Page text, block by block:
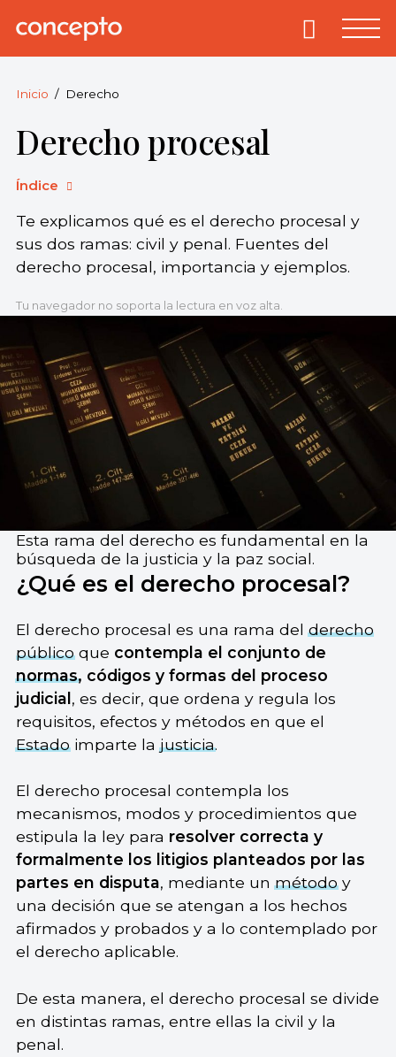
Concepto.
derechos
reservados.
Primary
Inicio Derecho
Derecho procesal
Índice
Te explicamos qué es el derecho procesal y
sus dos ramas: civil y penal. Fuentes del
derecho procesal, importancia y ejemplos.
Tu navegador no soporta la lectura en voz alta.
Esta rama del derecho es fundamental en la
búsqueda de la justicia y la paz social.
¿Qué es el derecho procesal?
El derecho procesal es una rama delderecho
públicoque contempla el conjunto de
normas, códigos y formas del proceso
judicial, es decir, que ordena y regula los
requisitos, efectos y métodos en que el
Estadoimparte lajusticia.
El derecho procesal contempla los
mecanismos, modos y procedimientos que
estipula la ley para resolver correcta y
formalmente los litigios planteados por las
partes en disputa, mediante unmétodoy
una decisión que se atengan a los hechos
afirmados y probados y a lo contemplado por
el derecho aplicable.
De esta manera, el derecho procesal se divide
en distintas ramas, entre ellas la civil y la
penal.